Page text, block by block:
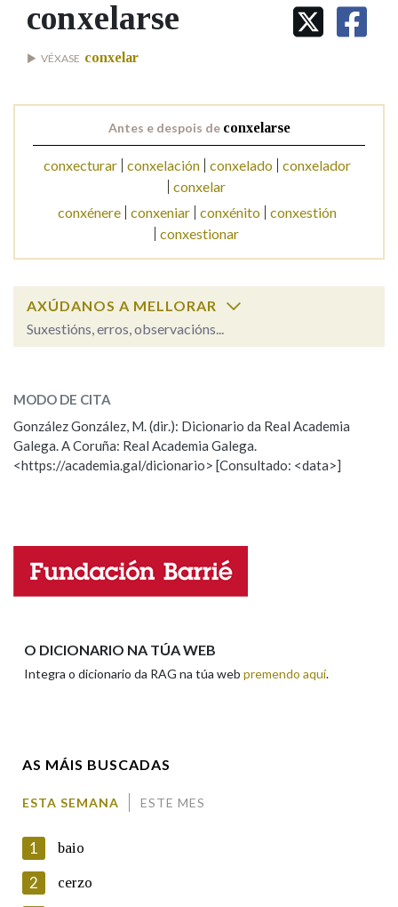
IDENTIDADE CORPORATIVA
MARCIAL DEL ADALID
FIGURAS HOMENAXEADAS
PRIMAVERA DAS LETRAS
PORTAL DAS PALABRAS
Facebook
TwitterYoutubeInstagram
Bluesky
BUSCAR NOS LEMAS
Comeza por
Nas definicións
Na fraseoloxía
Marcas gramaticais
conxelarse
VÉXASE conxelar
Antes e despois de conxelarse
conxecturar conxelación conxelado
conxelador
conxelar
conxénere
conxeniar conxénito
conxestión
conxestionar
AXÚDANOS A MELLORAR
Suxestións, erros, observacións...
ESCOLLE UNHA OPCIÓN:
Observación Hai un erro na palabra
Propoño mellorar a definición
Nome
MODO DE CITA
González González, M. (dir.): Dicionario da Real Academia
Galega. A Coruña: Real Academia Galega.
<https://academia.gal/dicionario> [Consultado: <data>]
O DICIONARIO NA TÚA WEB
Integra o dicionario da RAG na túa web premendo aquí.
AS MÁIS BUSCADAS
ESTA SEMANA ESTE MES
1 baio
2 cerzo